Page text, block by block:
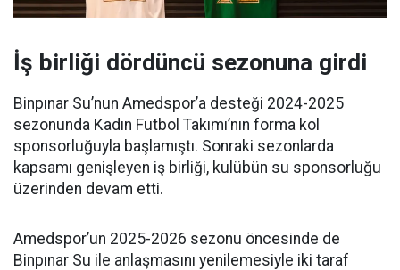
İş birliği dördüncü sezonuna girdi
Binpınar Su’nun Amedspor’a desteği 2024-2025
sezonunda Kadın Futbol Takımı’nın forma kol
sponsorluğuyla başlamıştı. Sonraki sezonlarda
kapsamı genişleyen iş birliği, kulübün su sponsorluğu
üzerinden devam etti.
Amedspor’un 2025-2026 sezonu öncesinde de
Binpınar Su ile anlaşmasını yenilemesiyle iki taraf